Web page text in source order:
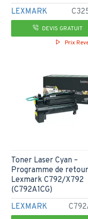
LEXMARK
DEVIS GRATUIT
Prix
LEXMARK
Toner Laser Cyan –
Programme de retour
Lexmark C792/X792
(C792A1CG)